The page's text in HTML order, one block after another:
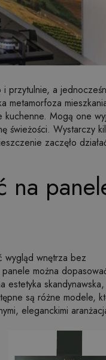
i przytulnie, a
metamorfoza
kuchenne. Mogą one
świeżości. Wystarczy
zaczęło
na
wygląd wnętrza bez
można
estetyka skandynawska,
są różne modele,
eleganckimi